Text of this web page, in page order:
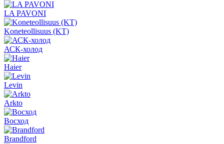
LA PAVONI
Koneteollisuus (KT)
АСК-холод
Haier
Levin
Arkto
Восход
Brandford